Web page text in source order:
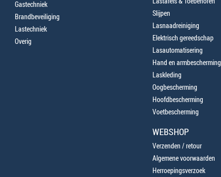
Gastechniek
Brandbeveiliging
Lastechniek
Overig
Slijpen
Lasnaadreiniging
Elektrisch gereedschap
Lasautomatisering
Hand en armbescherming
Laskleding
Oogbescherming
Hoofdbescherming
Voetbescherming
WEBSHOP
Verzenden / retour
Algemene voorwaarden
Herroepingsverzoek